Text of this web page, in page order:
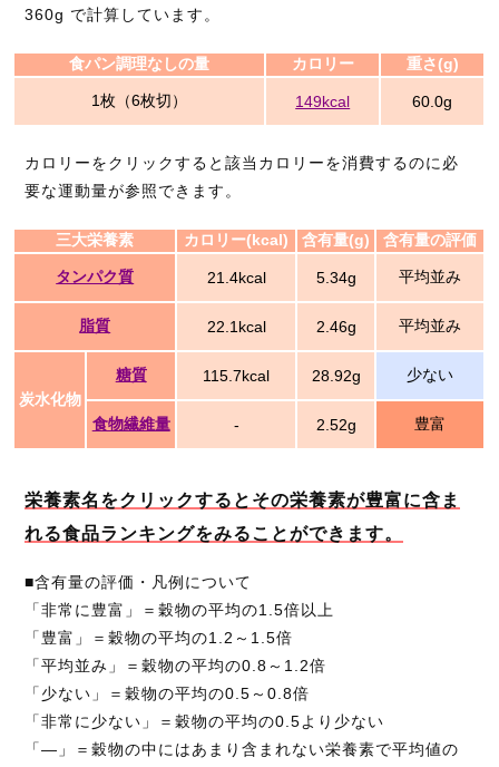
360g で計算しています。
食パン調理なしの量 カロリー 重さ(g)
1枚（6枚切） 149kcal 60.0g
カロリーをクリックすると該当カロリーを消費するのに必
要な運動量が参照できます。
三大栄養素 カロリー(kcal) 含有量(g) 含有量の評価
タンパク質 21.4kcal 5.34g 平均並み
脂質 22.1kcal 2.46g 平均並み
炭水化物
糖質 115.7kcal 28.92g 少ない
食物繊維量 - 2.52g 豊富
栄養素名をクリックするとその栄養素が豊富に含ま
れる食品ランキングをみることができます。
■含有量の評価・凡例について
「非常に豊富」＝穀物の平均の1.5倍以上
「豊富」＝穀物の平均の1.2～1.5倍
「平均並み」＝穀物の平均の0.8～1.2倍
「少ない」＝穀物の平均の0.5～0.8倍
「非常に少ない」＝穀物の平均の0.5より少ない
「―」＝穀物の中にはあまり含まれない栄養素で平均値の